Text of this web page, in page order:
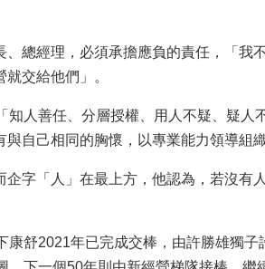
總經理，必須承擔應負的責任，「我
交給他們」。
知人善任、分層授權、用人不疑、疑人
自己相同的胸懷，以專業能力領導組
字「人」在最上方，他認為，若沒有
舒2021年已完成交棒，由許勝雄獨子